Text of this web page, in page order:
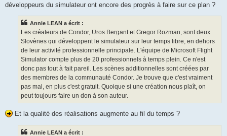
développeurs du simulateur ont encore des progrès à faire sur ce plan ?
Annie LEAN a écrit :
Les créateurs de Condor, Uros Bergant et Gregor Rozman, sont deux
Slovènes qui développent le simulateur sur leur temps libre, en dehors
de leur activité professionnelle principale. L'équipe de Microsoft Flight
Simulator compte plus de 20 professionnels à temps plein. Ce n'est
donc pas tout à fait pareil. Les scènes additionnelles sont créées par
des membres de la communauté Condor. Je trouve que c'est vraiment
pas mal, en plus c'est gratuit. Quoique si une création nous plaît, on
peut toujours faire un don à son auteur.
Et la qualité des réalisations augmente au fil du temps ?
Annie LEAN a écrit :